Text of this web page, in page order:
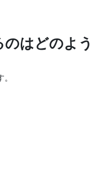
はどのよ